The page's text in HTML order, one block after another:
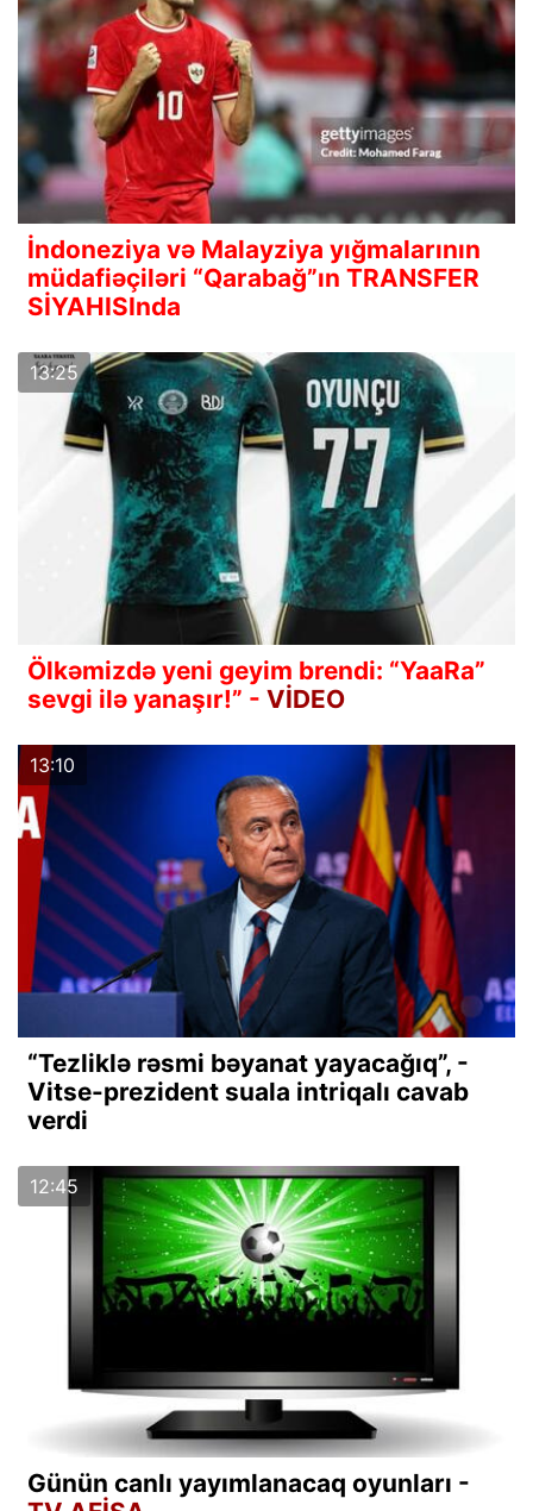
İndoneziya və Malayziya yığmalarının
müdafiəçiləri “Qarabağ”ın TRANSFER
SİYAHISInda
13:25
Ölkəmizdə yeni geyim brendi: “YaaRa”
sevgi ilə yanaşır!” - VİDEO
13:10
“Tezliklə rəsmi bəyanat yayacağıq”, -
Vitse-prezident suala intriqalı cavab
verdi
12:45
Günün canlı yayımlanacaq oyunları -